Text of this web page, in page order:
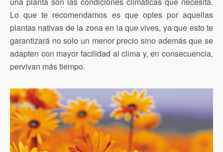
Lo que te recomendamos es que optes por aquellas
plantas nativas de la zona en la que vives, ya que esto te
garantizará no solo un menor precio sino además que se
adapten con mayor facilidad al clima y, en consecuencia,
pervivan más tiempo.